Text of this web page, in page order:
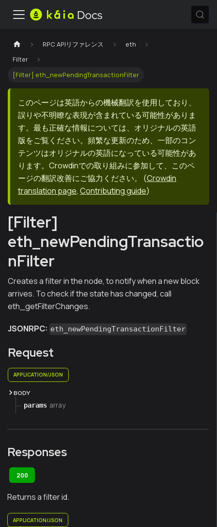
RPC APIリファレンス
eth
Filter
[Filter] eth_newPendingTransactionFilter
このページは英語からの機械翻訳を使用しており、
誤りや不明瞭な表現が含まれている可能性がありま
す。最も正確な情報については、オリジナルの英語
版をご覧ください。頻繁な更新のため、一部のコン
テンツはオリジナルの英語になっている可能性があ
ります。Crowdinでの取り組みに参加して、このペ
ージの翻訳改善にご協力ください。
(Crowdin
translation page, Contributing guide)
[Filter]
eth_newPendingTransactio
nFilter
Creates a filter in the node, to notify when a new block
arrives. To check if the state has changed, call
eth_getFilterChanges.
JSONRPC: eth_newPendingTransactionFilter
Request
APPLICATION/JSON
BODY
params array
Responses
200
Returns a filter id.
APPLICATION/JSON